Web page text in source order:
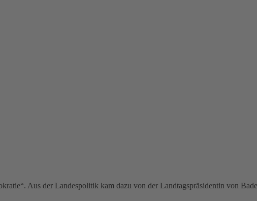
Aus der Landespolitik kam dazu von der Landtagspräsidentin von